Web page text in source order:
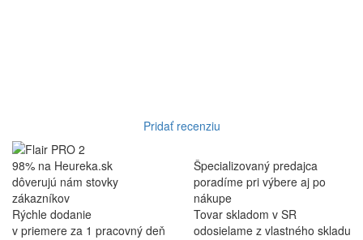
Pridať recenziu
98% na Heureka.sk
dôverujú nám stovky
zákazníkov
Špecializovaný predajca
poradíme pri výbere aj po
nákupe
Rýchle dodanie
v priemere za 1 pracovný deň
Tovar skladom v SR
odosielame z vlastného skladu